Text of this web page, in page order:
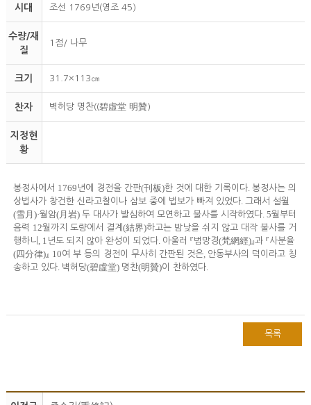
시대 조선 1769년(영조 45)
수량/재
질
1점/ 나무
크기 31.7×113㎝
찬자 벽허당 명찬((碧虛堂 明贊)
지정현
황
봉정사에서 1769 년에 경전을 간판(刊板)한 것에 대한 기록이다. 봉정사는 의
상법사가 창건한 신라고찰이나 삼보 중에 법보가 빠져 있었다. 그래서 설월
(雪月 )·월암(月岩) 두 대사가 발심하여 모연하고 불사를 시작하였다. 5월부터
음력 12월까지 도량에서 결계 (結界)하고는 밤낮을 쉬지 않고 대작 불사를 거
행하니 , 1 년도 되지 않아 완성이 되었다. 아울러 『범망경(梵網經)』과 『사분율
(四分律)』 10여 부 등의 경전이 무사히 간판된 것은, 안동부사의 덕이라고 칭
송하고 있다. 벽허당(碧虛堂) 명찬(明贊)이 찬하였다.
목록